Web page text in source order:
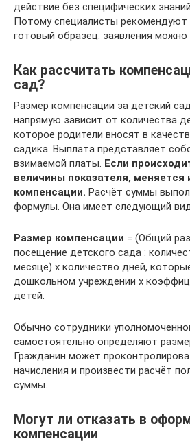
действие без специфических
Потому специалисты рекомендуют
готовый образец. заявления можно
Как рассчитать
сад?
Размер компенсации за детский
напрямую зависит от количества
которое родители вносят в
садика. Выплата представляет
взимаемой платы. Если
величины показателя, меняется
компенсации. Расчёт суммы
формулы. Она имеет следующий
Размер компенсации = (Общий
посещение детского сада :
месяце) х количество дней,
дошкольном учреждении х
детей.
Обычно сотрудники
самостоятельно определяют
Гражданин может
начисления и произвести расчёт
суммы.
Могут ли отказать в
компенсации